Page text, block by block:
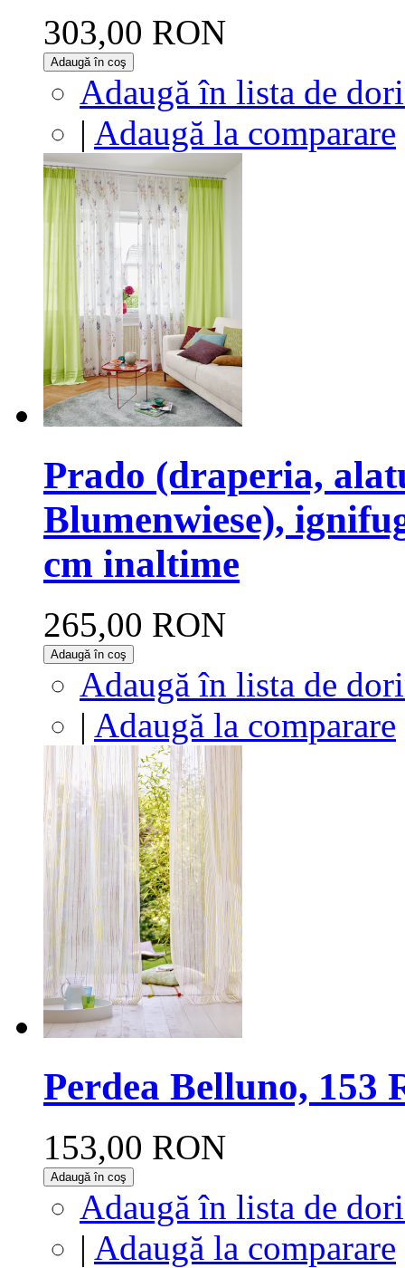
303,00 RON
Adaugă în coş
Adaugă în lista de
| Adaugă la comparare
Prado (draperia,
Blumenwiese),
cm inaltime
265,00 RON
Adaugă în coş
Adaugă în lista de
| Adaugă la comparare
Perdea Belluno, 153
153,00 RON
Adaugă în coş
Adaugă în lista de
| Adaugă la comparare